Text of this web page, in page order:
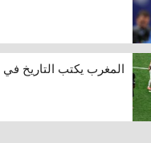
المغرب يكتب التاريخ في